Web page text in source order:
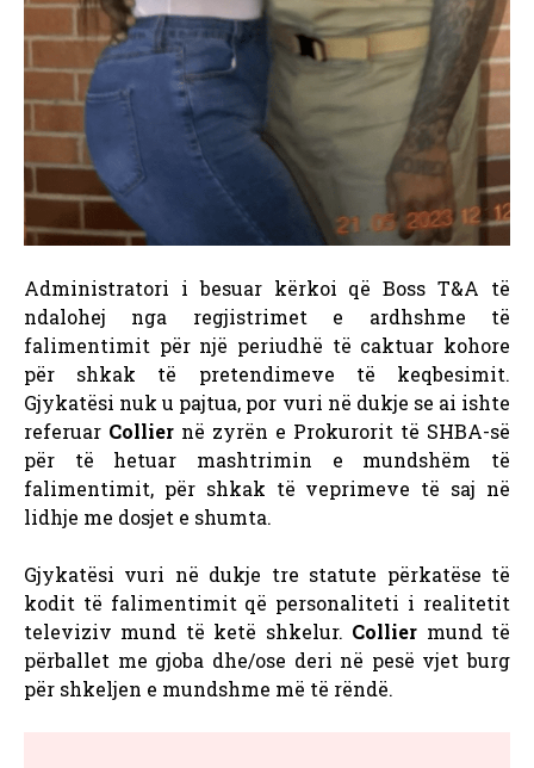
Administratori i besuar kërkoi që Boss T&A të
ndalohej nga regjistrimet e ardhshme të
falimentimit për një periudhë të caktuar kohore
për shkak të pretendimeve të keqbesimit.
Gjykatësi nuk u pajtua, por vuri në dukje se ai ishte
referuar Collier në zyrën e Prokurorit të SHBA-së
për të hetuar mashtrimin e mundshëm të
falimentimit, për shkak të veprimeve të saj në
lidhje me dosjet e shumta.
Gjykatësi vuri në dukje tre statute përkatëse të
kodit të falimentimit që personaliteti i realitetit
televiziv mund të ketë shkelur. Collier mund të
përballet me gjoba dhe/ose deri në pesë vjet burg
për shkeljen e mundshme më të rëndë.